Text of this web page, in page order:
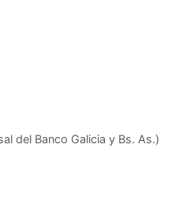
del Banco Galicia y Bs. As.)